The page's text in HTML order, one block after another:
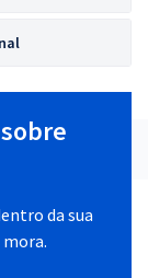
da sua
mora.